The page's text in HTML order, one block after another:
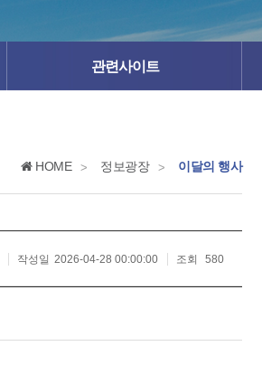
관련사이트
HOME > 정보광장 > 이달의 행사
작성일 2026-04-28 00:00:00 조회 580